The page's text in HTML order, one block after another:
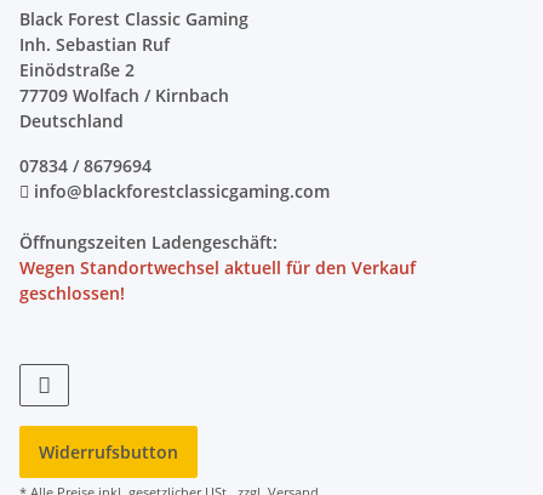
Black Forest Classic Gaming
Inh. Sebastian Ruf
Einödstraße 2
77709 Wolfach / Kirnbach
Deutschland
07834 / 8679694
info@blackforestclassicgaming.com
Öffnungszeiten Ladengeschäft:
Wegen Standortwechsel aktuell für den Verkauf
geschlossen!
Widerrufsbutton